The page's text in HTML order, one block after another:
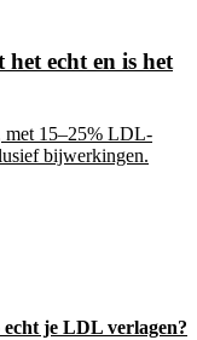
echt en is het
met 15–25% LDL-
bijwerkingen.
echt je LDL verlagen?